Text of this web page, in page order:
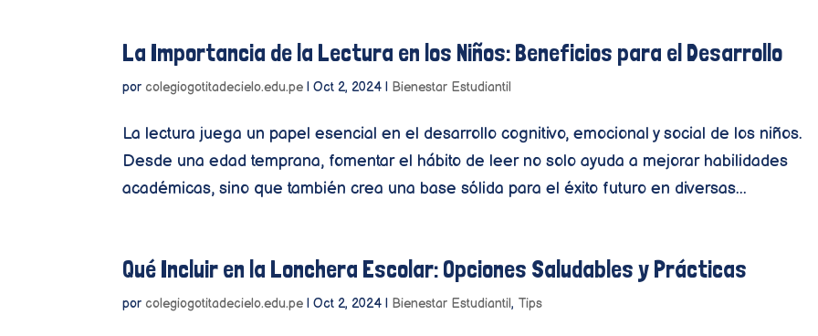
La Importancia de la Lectura en los Niños: Beneficios para el Desarrollo
por colegiogotitadecielo.edu.pe |Oct 2, 2024 | Bienestar Estudiantil
La lectura juega un papel esencial en el desarrollo cognitivo, emocional y social de los niños.
Desde una edad temprana, fomentar el hábito de leer no solo ayuda a mejorar habilidades
académicas, sino que también crea una base sólida para el éxito futuro en diversas...
Qué Incluir en la Lonchera Escolar: Opciones Saludables y Prácticas
por colegiogotitadecielo.edu.pe |Oct 2, 2024 | Bienestar Estudiantil, Tips